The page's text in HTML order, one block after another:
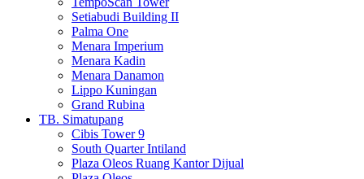
Setiabudi Building II
Palma One
Menara Imperium
Menara Kadin
Menara Danamon
Lippo Kuningan
Grand Rubina
TB. Simatupang
Cibis Tower 9
South Quarter Intiland
Plaza Oleos Ruang Kantor Dijual